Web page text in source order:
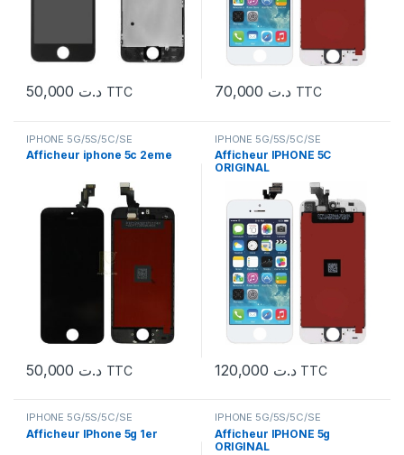
د.ت TTC د.ت TTC
IPHONE 5G/5S/5C/SE
Afficheur iphone 5c 2eme
د.ت TTC
IPHONE 5G/5S/5C/SE
Afficheur IPHONE 5C
ORIGINAL
د.ت TTC
IPHONE 5G/5S/5C/SE
Afficheur IPhone 5g 1er
IPHONE 5G/5S/5C/SE
Afficheur IPHONE 5g
ORIGINAL